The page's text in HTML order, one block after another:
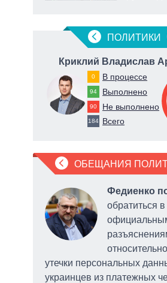
ПОЛИТИКИ
Криклий Владислав
0 В процессе
94 Выполнено
90 Не выполнено
184 Всего
ОБЕЩАНИЯ
Федиенко
обратиться
утечки персональных
украинцев из платежных